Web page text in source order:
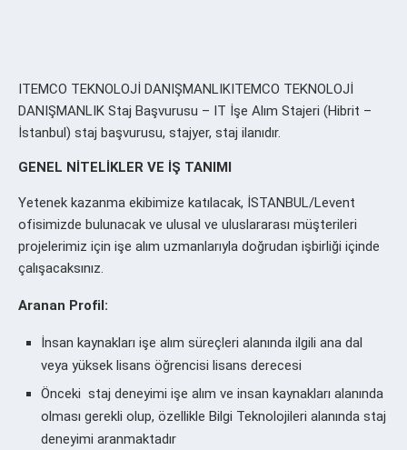
ITEMCO TEKNOLOJİ DANIŞMANLIKITEMCO TEKNOLOJİ
DANIŞMANLIK Staj Başvurusu – IT İşe Alım Stajeri (Hibrit –
İstanbul) staj başvurusu, stajyer, staj ilanıdır.
GENEL NİTELİKLER VE İŞ TANIMI
Yetenek kazanma ekibimize katılacak, İSTANBUL/Levent
ofisimizde bulunacak ve ulusal ve uluslararası müşterileri
projelerimiz için işe alım uzmanlarıyla doğrudan işbirliği içinde
çalışacaksınız.
Aranan Profil:
İnsan kaynakları işe alım süreçleri alanında ilgili ana dal
veya yüksek lisans öğrencisi lisans derecesi
Önceki staj deneyimi işe alım ve insan kaynakları alanında
olması gerekli olup, özellikle Bilgi Teknolojileri alanında staj
deneyimi aranmaktadır